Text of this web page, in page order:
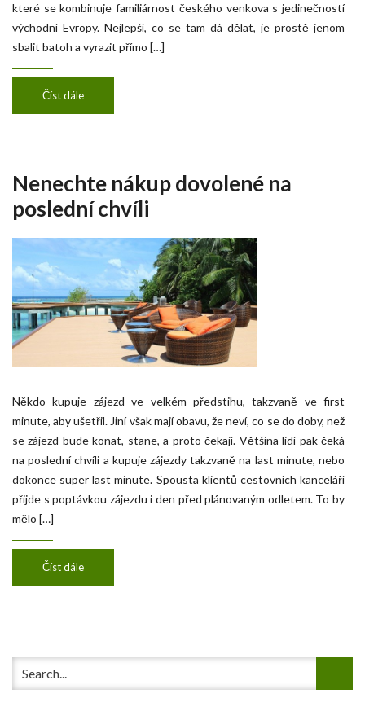
které se kombinuje familiárnost českého venkova s jedinečností
východní Evropy. Nejlepší, co se tam dá dělat, je prostě jenom
sbalit batoh a vyrazit přímo […]
Číst dále
Nenechte nákup dovolené na
poslední chvíli
Někdo kupuje zájezd ve velkém předstihu, takzvaně ve first
minute, aby ušetřil. Jiní však mají obavu, že neví, co se do doby, než
se zájezd bude konat, stane, a proto čekají. Většina lidí pak čeká
na poslední chvíli a kupuje zájezdy takzvaně na last minute, nebo
dokonce super last minute. Spousta klientů cestovních kanceláří
přijde s poptávkou zájezdu i den před plánovaným odletem. To by
mělo […]
Číst dále